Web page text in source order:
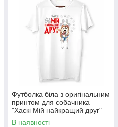
Футболка біла з оригінальним
принтом для собачника
"Хаскі Мій найкращий друг"
Push IT
В наявності